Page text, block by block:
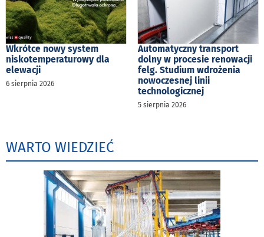
Wkrótce nowy system
niskotemperaturowy dla
elewacji
6 sierpnia 2026
Automatyczny transport
dolny w procesie renowacji
felg. Studium wdrożenia
nowoczesnej linii
technologicznej
5 sierpnia 2026
WARTO WIEDZIEĆ